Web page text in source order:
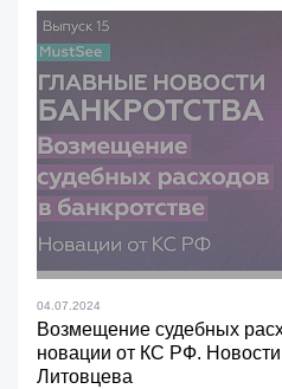
04.07.2024
Возмещение судебных
новации от КС РФ.
Литовцева